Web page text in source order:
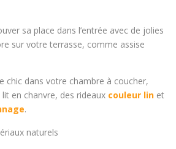
sa place dans l’entrée avec de jolies
sur votre terrasse, comme assise
chic dans votre chambre à coucher,
en chanvre, des rideaux couleur lin et
.
naturels